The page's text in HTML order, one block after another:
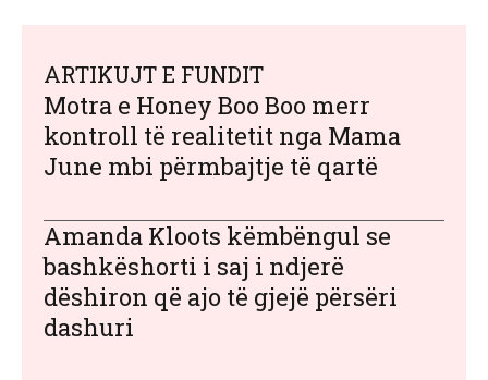
ARTIKUJT E FUNDIT
Motra e Honey Boo Boo merr
kontroll të realitetit nga Mama
June mbi përmbajtje të qartë
Amanda Kloots këmbëngul se
bashkëshorti i saj i ndjerë
dëshiron që ajo të gjejë përsëri
dashuri